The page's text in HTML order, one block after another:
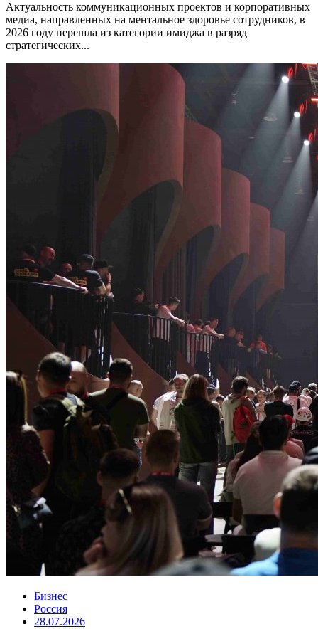
Актуальность коммуникационных проектов и корпоративных
медиа, направленных на ментальное здоровье сотрудников, в
2026 году перешла из категории имиджа в разряд
стратегических...
Бизнес
Россия
28.07.2026